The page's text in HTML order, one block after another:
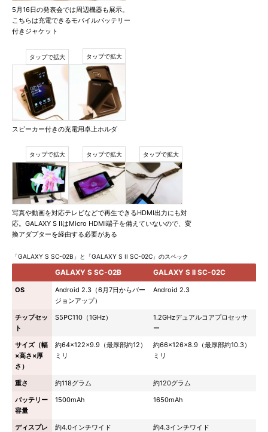
5月16日の発表会では周辺機器も展示。
こちらは充電できるモバイルバッテリー
付きジャケット
スピーカー付きの充電用卓上ホルダ
写真や動画を対応テレビなどで再生できるHDMI出力にも対
応。GALAXY S IIはMicro HDMI端子を備えていないので、変
換アダプターを経由する必要がある
「GALAXY S SC-02B」と「GALAXY S II SC-02C」のスペック
GALAXY S SC-02B GALAXY S II SC-02C
OS
Android 2.3（6月7日からバー
ジョンアップ）
Android 2.3
チップセッ
ト
S5PC110（1GHz）
1.2GHzデュアルコアプロセッサ
ー
サイズ（幅
×高さ×厚
さ）
約64×122×9.9（最厚部約12）
ミリ
約66×126×8.9（最厚部約10.3）
ミリ
重さ 約118グラム
約120グラム
バッテリー
容量
1500mAh 1650mAh
ディスプレ
約4.0インチワイド
約4.3インチワイド